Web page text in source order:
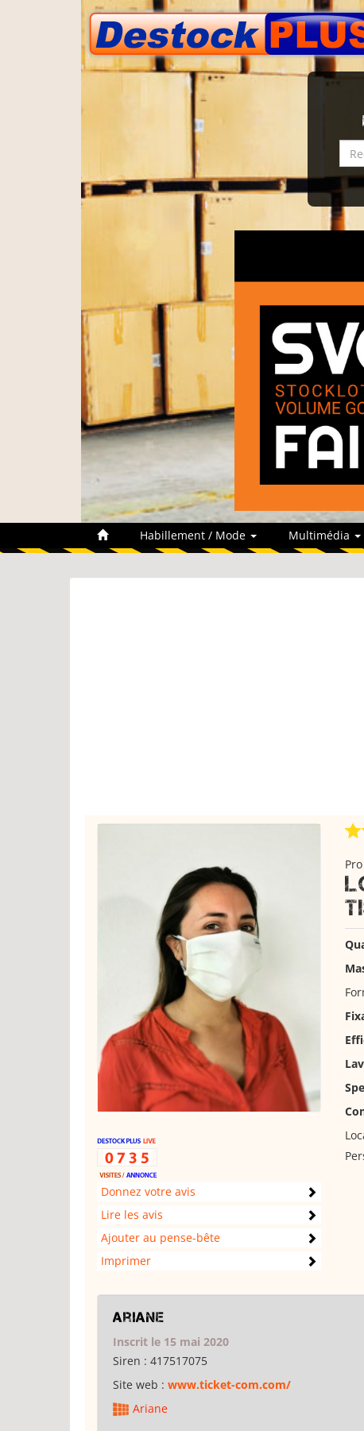
Habillement / Mode Multimédia
Donnez votre avis
Lire les avis
Ajouter au pense-bête
Imprimer
Ariane
Inscrit le 15 mai 2020
Siren : 417517075
Site web : www.ticket-com.com/
Ariane